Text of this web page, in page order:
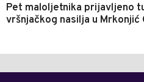
Pet maloljetnika prijavljeno
vršnjačkog nasilja u Mrkonjić